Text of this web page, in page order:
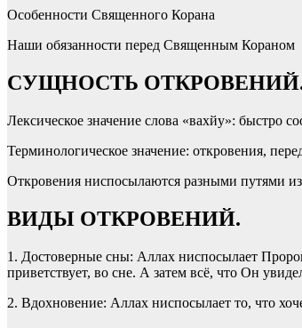
Особенности Священного Корана
Наши обязанности перед Священным Кораном
СУЩНОСТЬ
Лексическое значение слова «вахйу»: быстро
Терминологическое значение: откровения,
Откровения ниспосылаются разными путями
ВИДЫ ОТКРОВЕНИЙ.
1. Достоверные сны: Аллах ниспосылает
приветствует, во сне. А затем всё, что Он
2. Вдохновение: Аллах ниспосылает то, что